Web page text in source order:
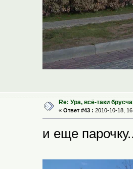
Re: Ура, всё-таки
« Ответ #43 : 2010-10-18,
и еще